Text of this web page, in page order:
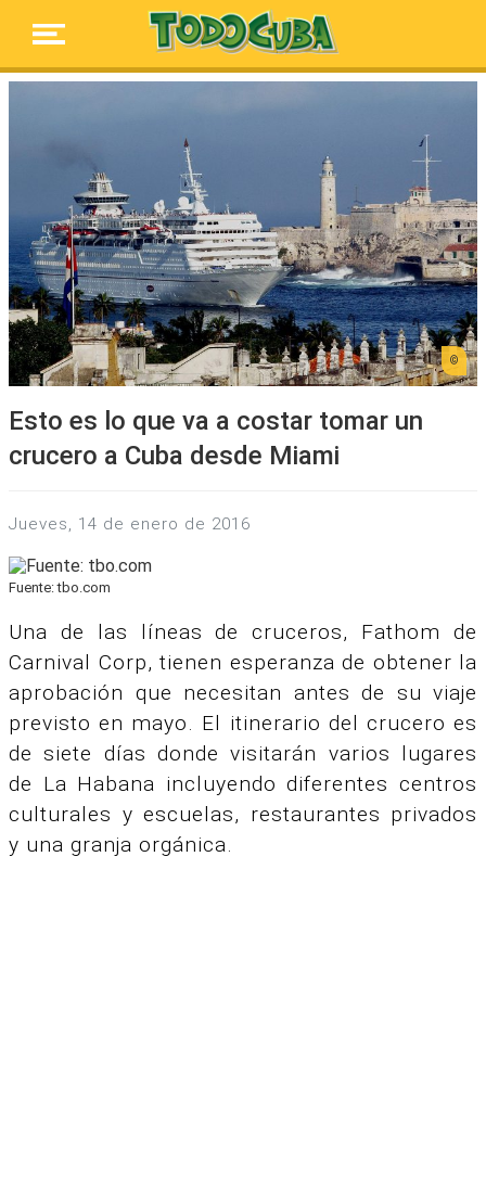
Esto es lo que va a costar tomar un
crucero a Cuba desde Miami
jueves, 14 de enero de 2016
Fuente: tbo.com
Una de las líneas de cruceros, Fathom de
Carnival Corp, tienen esperanza de obtener la
aprobación que necesitan antes de su viaje
previsto en mayo. El itinerario del crucero es
de siete días donde visitarán varios lugares
de La Habana incluyendo diferentes centros
culturales y escuelas, restaurantes privados
y una granja orgánica.